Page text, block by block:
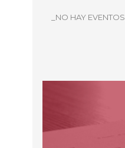
_NO HAY EVENTOS